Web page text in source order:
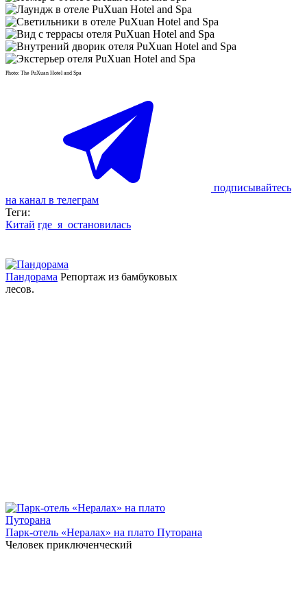
Photo: The PuXuan Hotel and Spa
подписывайтесь
на канал в телеграм
Теги:
Китай где_я_остановилась
Пандорама Репортаж из бамбуковых
лесов.
Парк-отель «Нералах» на плато Путорана
Человек приключенческий